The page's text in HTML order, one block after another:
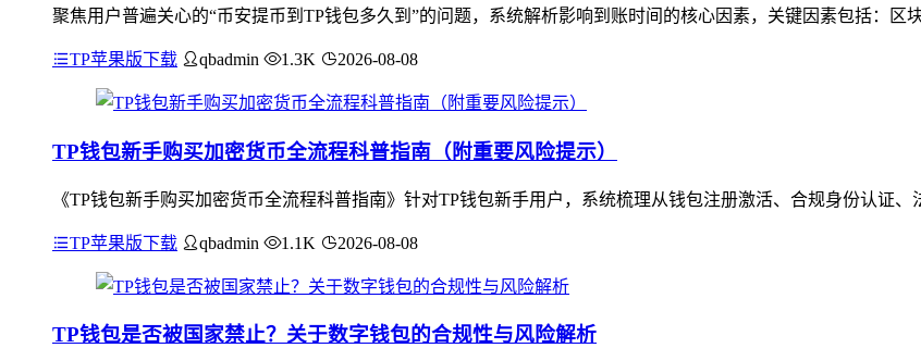
聚焦用户普遍关心的“币安提币到TP钱包多久到”的问题，系统解析影响到账时间的核心因素，关键因素包括：
TP苹果版下载 qbadmin 1.3K 2026-08-08
TP钱包新手购买加密货币全流程科普指南（附重要风险提示）
《TP钱包新手购买加密货币全流程科普指南》针对TP钱包新手用户，系统梳理从钱包注册激活、合规身份认证
TP苹果版下载 qbadmin 1.1K 2026-08-08
TP钱包是否被国家禁止？关于数字钱包的合规性与风险解析